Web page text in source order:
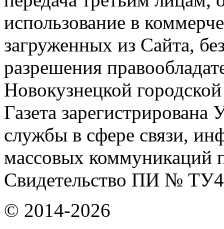
использование в
загруженных из Сайта,
разрешения
Новокузнецкой
Газета
службы в сфере связи,
массовых коммуникаций
Свидетельство ПИ №
© 2014-2026